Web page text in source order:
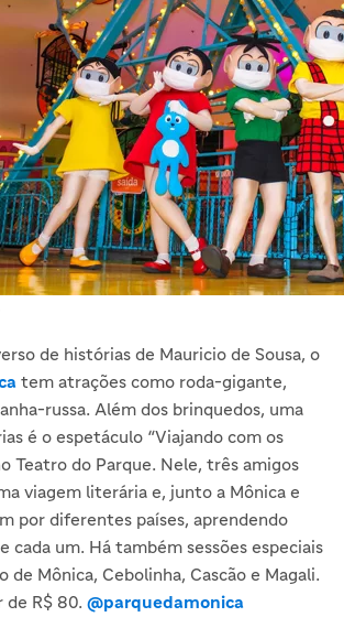
de histórias de Mauricio de Sousa, o
tem atrações como roda-gigante,
russa. Além dos brinquedos, uma
é o espetáculo “Viajando com os
Teatro do Parque. Nele, três amigos
viagem literária e, junto a Mônica e
por diferentes países, aprendendo
cada um. Há também sessões especiais
de Mônica, Cebolinha, Cascão e Magali.
de R$ 80. @parquedamonica